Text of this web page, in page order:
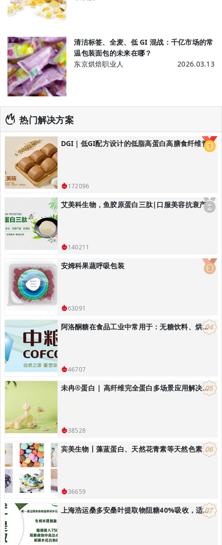
清洁标签、全麦、低 GI 混战：千亿市场的常
温包装面包的未来在哪？
东京烘焙职业人
2026.03.13
热门解决方案
DGI｜低GI配方设计的低脂高蛋白高膳食纤维青稞黑全麦馒头/低GI主食解决方案
172096
艾美科生物，鱼胶原蛋白三肽|口服美容抗衰产品解决方案
140211
安姆科果蔬呼吸包装
63091
阿洛酮糖在食品工业中常用于：无糖饮料、烘焙食品：替代蔗糖降低热量
46707
未冉®️蛋白 | 高纤维完全蛋白多场景应用解决方案
38528
宾美生物丨藻蓝蛋白、天然花青素等天然色素
36659
上海浩运桑多安桑叶提取物阻糖40%吸收，适合开发减肥控体产品